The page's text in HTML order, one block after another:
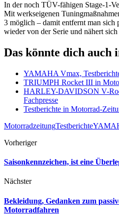
In der noch TÜV-fähigen Stage-1-
Mit werkseigenen
3 möglich – damit entfernt man sich
wieder von der Serie und nähert
Das könnte dich auch
YAMAHA Vmax,
TRIUMPH Rocket III in
HARLEY-DAVIDSON V-
Fachpresse
Testberichte in Motorrad-
MotorradzeitungTestberichte
Vorheriger
Saisonkennzeichen, ist eine
Nächster
Bekleidung, Gedanken zum
Motorradfahren